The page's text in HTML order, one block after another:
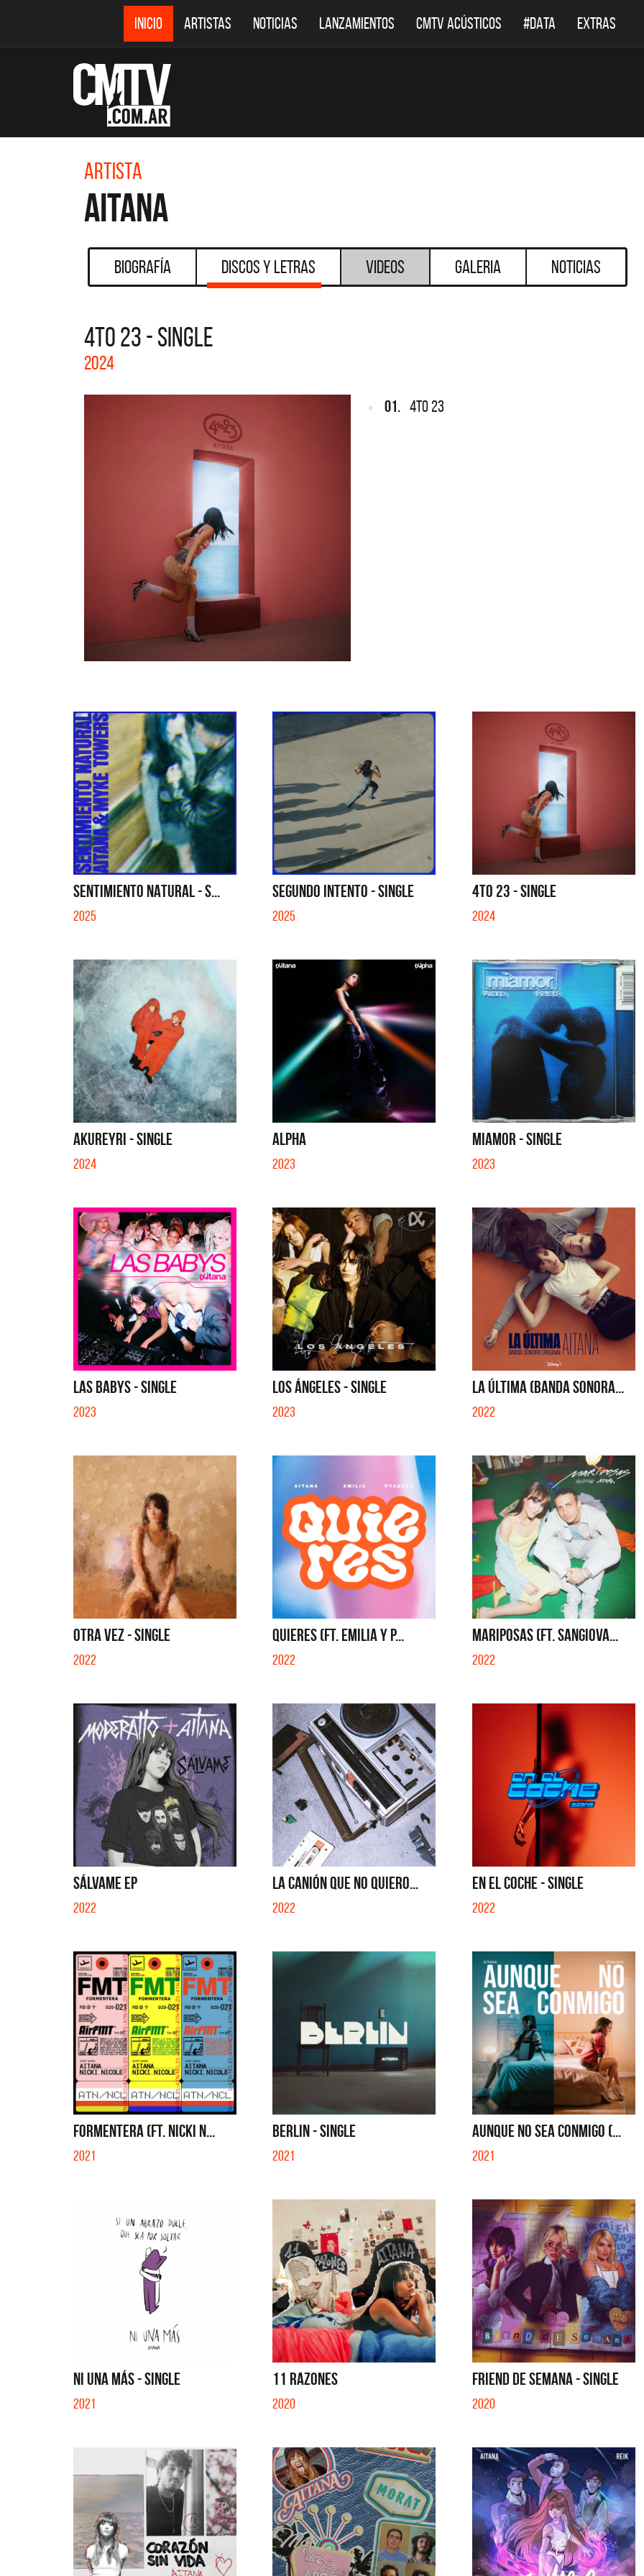
INICIO ARTISTAS NOTICIAS LANZAMIENTOS CMTV ACÚSTICOS #DATA EXTRAS
Artista
Aitana
Biografía Discos y Letras Videos Galeria Noticias
4TO 23 - SINGLE
2024
01. 4TO 23
SENTIMIENTO NATURAL - S...
2025
SEGUNDO INTENTO - SINGLE
2025
4TO 23 - SINGLE
2024
AKUREYRI - SINGLE
2024
ALPHA
2023
MIAMOR - SINGLE
2023
LAS BABYS - SINGLE
2023
LOS ÁNGELES - SINGLE
2023
LA ÚLTIMA (BANDA SONORA...
2022
OTRA VEZ - SINGLE
2022
QUIERES (FT. EMILIA Y P...
2022
MARIPOSAS (FT. SANGIOVA...
2022
SÁLVAME EP
2022
LA CANIÓN QUE NO QUIERO...
2022
EN EL COCHE - SINGLE
2022
FORMENTERA (FT. NICKI N...
2021
BERLIN - SINGLE
2021
AUNQUE NO SEA CONMIGO (...
2021
NI UNA MÁS - SINGLE
2021
11 RAZONES
2020
FRIEND DE SEMANA - SINGLE
2020
DESTACADOS DESTACADOS
Migrantes
SI NO ES CON VOS - SINGLE
Los Palmeras
YO SOY - SINGLE